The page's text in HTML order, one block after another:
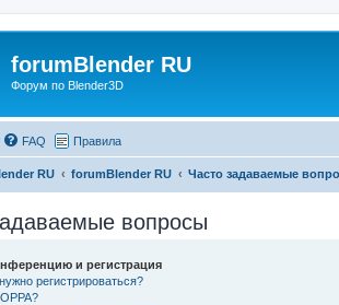
forumBlender RU
Форум по Blender3D
FAQ Правила
RU forumBlender RU Часто задаваемые
вопросы
и регистрация
регистрироваться?